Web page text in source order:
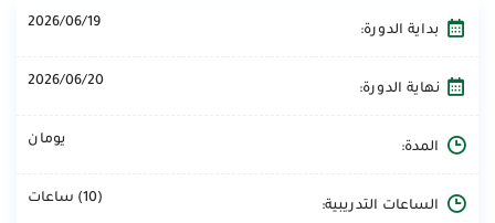
بداية الدورة: 2026/06/19
نهاية الدورة: 2026/06/20
المدة: يومان
الساعات التدريبية: (10) ساعات